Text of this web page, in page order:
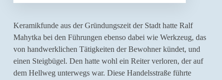
Keramikfunde aus der Gründungszeit der Stadt hatte Ralf
Mahytka bei den Führungen ebenso dabei wie Werkzeug, das
von handwerklichen Tätigkeiten der Bewohner kündet, und
einen Steigbügel. Den hatte wohl ein Reiter verloren, der auf
dem Hellweg unterwegs war. Diese Handelsstraße führte